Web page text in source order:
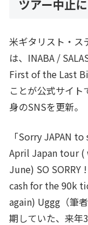
ツアー中止
米ギタリスト・ス
は、INABA /
First of the Last
ことが公式サイ
身のSNSを更新。
「Sorry JAPAN
April Japan tour
June) SO
cash for the 90k
again) Uggg（筆
期していた、来年